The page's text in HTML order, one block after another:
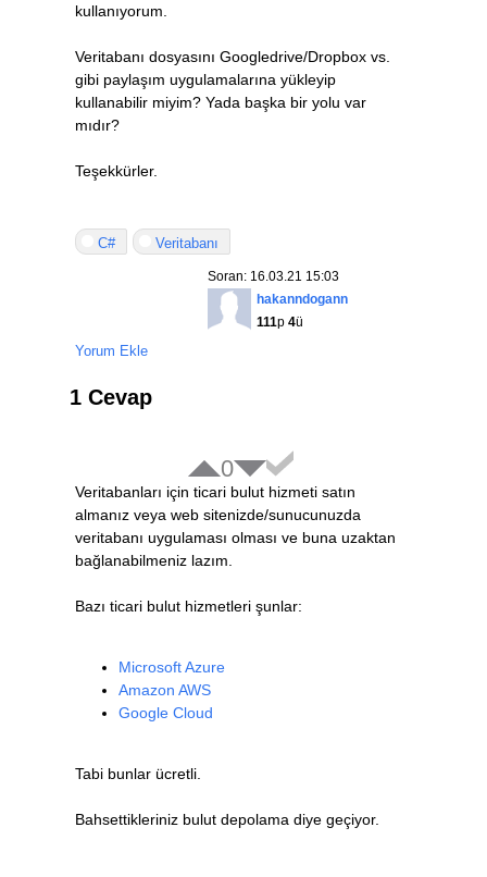
kullanıyorum.
Veritabanı dosyasını Googledrive/Dropbox vs.
gibi paylaşım uygulamalarına yükleyip
kullanabilir miyim? Yada başka bir yolu var
mıdır?
Teşekkürler.
C# Veritabanı
Soran: 16.03.21 15:03
hakanndogann
111p 4ü
Yorum Ekle
1 Cevap
0
Veritabanları için ticari bulut hizmeti satın
almanız veya web sitenizde/sunucunuzda
veritabanı uygulaması olması ve buna uzaktan
bağlanabilmeniz lazım.
Bazı ticari bulut hizmetleri şunlar:
Microsoft Azure
Amazon AWS
Google Cloud
Tabi bunlar ücretli.
Bahsettikleriniz bulut depolama diye geçiyor.